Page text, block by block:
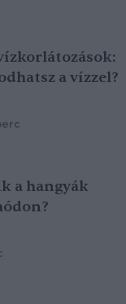
a vízzel?
a hangyák